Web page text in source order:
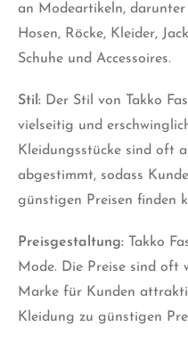
an Modeartikeln, darunter
Hosen, Röcke, Kleider,
Schuhe und Accessoires.
Stil: Der Stil von Takko
vielseitig und
Kleidungsstücke sind oft
abgestimmt, sodass
günstigen Preisen finden
Preisgestaltung: Takko
Mode. Die Preise sind oft
Marke für Kunden
Kleidung zu günstigen